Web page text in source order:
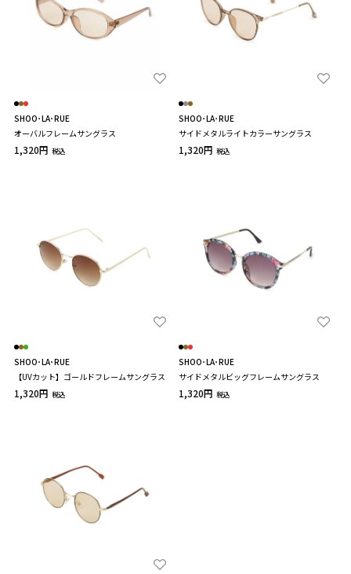
SHOO･LA･RUE
オーバルフレームサングラス
1,320円 税込
SHOO･LA･RUE
サイドメタルライトカラーサングラス
1,320円 税込
SHOO･LA･RUE
【UVカット】ゴールドフレームサングラス
1,320円 税込
SHOO･LA･RUE
サイドメタルビッグフレームサングラス
1,320円 税込